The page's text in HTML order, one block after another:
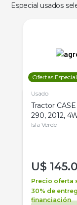
Especial usados
Ofertas
Usado
Tractor
290, 2012,
Isla Verde
U$
Precio oferta
30% de
financiación